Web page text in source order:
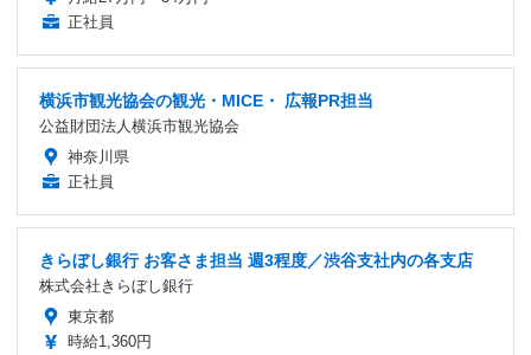
正社員
横浜市観光協会の観光・MICE・ 広報PR担当
公益財団法人横浜市観光協会
神奈川県
正社員
きらぼし銀行 お客さま担当 週3程度／渋谷支社内の各支店
株式会社きらぼし銀行
東京都
時給1,360円